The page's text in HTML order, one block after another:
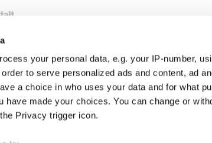
your personal data, e.g. your IP-number,
to serve personalized ads and content, ad
a choice in who uses your data and for what
have made your choices. You can change or
Privacy trigger icon.